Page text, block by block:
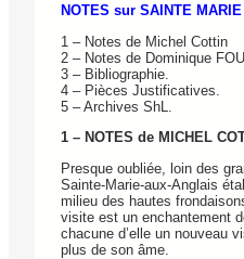
NOTES sur SAINTE
1 – Notes de Michel Cottin
2 – Notes de Dominique
3 – Bibliographie.
4 – Pièces Justificatives.
5 – Archives ShL.
1 – NOTES de MICHEL
Presque oubliée, loin des
Sainte-Marie-aux-Anglais
milieu des hautes
visite est un enchantement
chacune d’elle un nouveau
plus de son âme.